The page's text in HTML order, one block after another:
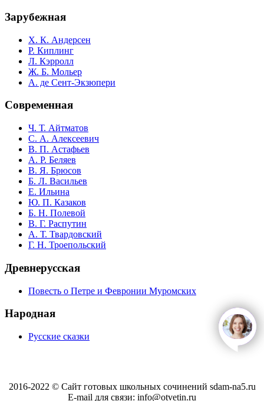
Зарубежная
Х. К. Андерсен
Р. Киплинг
Л. Кэрролл
Ж. Б. Мольер
А. де Сент-Экзюпери
Современная
Ч. Т. Айтматов
С. А. Алексеевич
В. П. Астафьев
А. Р. Беляев
В. Я. Брюсов
Б. Л. Васильев
Е. Ильина
Ю. П. Казаков
Б. Н. Полевой
В. Г. Распутин
А. Т. Твардовский
Г. Н. Троепольский
Древнерусская
Повесть о Петре и Февронии Муромских
Народная
Русские сказки
2016-2022 © Сайт готовых школьных сочинений sdam-na5.ru
E-mail для связи: info@otvetin.ru
open